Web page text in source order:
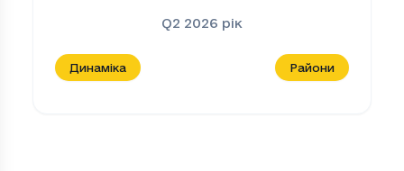
Q2 2026 рік
Динаміка Райони